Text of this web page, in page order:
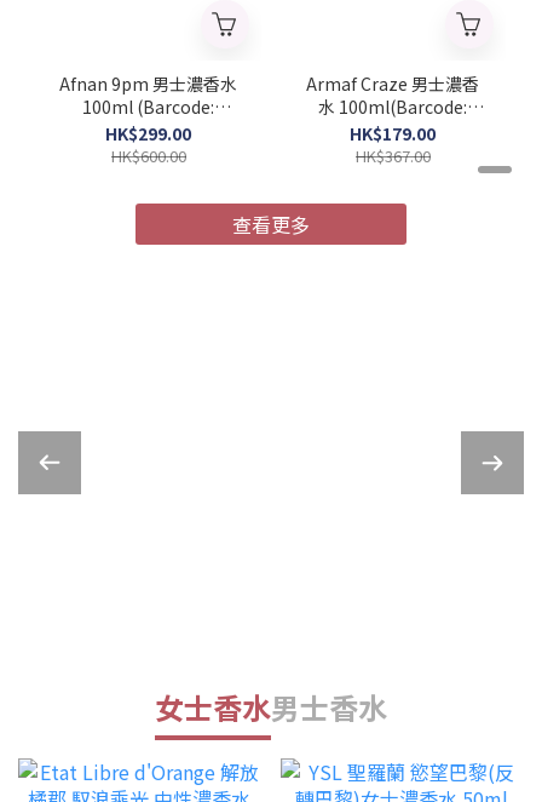
Afnan 9pm 男士濃香水
100ml (Barcode:
6290171002338)
HK$299.00
HK$600.00
Armaf Craze 男士濃香
水 100ml(Barcode:
6085010093987)
HK$179.00
HK$367.00
查看更多
女士香水男士香水